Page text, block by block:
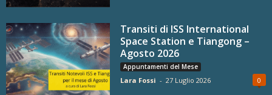
Transiti di ISS International
Space Station e Tiangong –
Agosto 2026
Appuntamenti del Mese
Lara Fossi - 27 Luglio 2026 0